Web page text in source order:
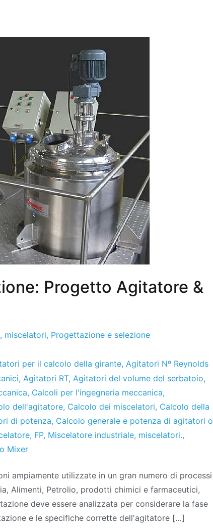
Progetto Agitatore &
, miscelatori, Progettazione e selezione
per il calcolo della girante, Agitatori Nº Reynolds
, Agitatori RT, Agitatori del volume del serbatoio,
, Calcoli per l'ingegneria meccanica,
dell'agitatore, Calcolo dei miscelatori, Calcolo della
di potenza, Calcolo generale e potenza di agitatori o
, FP, Miscelatore industriale, miscelatori.,
Mixer
ampiamente utilizzate in un gran numero di processi
Alimenti, Petrolio, prodotti chimici e farmaceutici,
deve essere analizzata per considerare la fase
e le specifiche corrette dell'agitatore […]